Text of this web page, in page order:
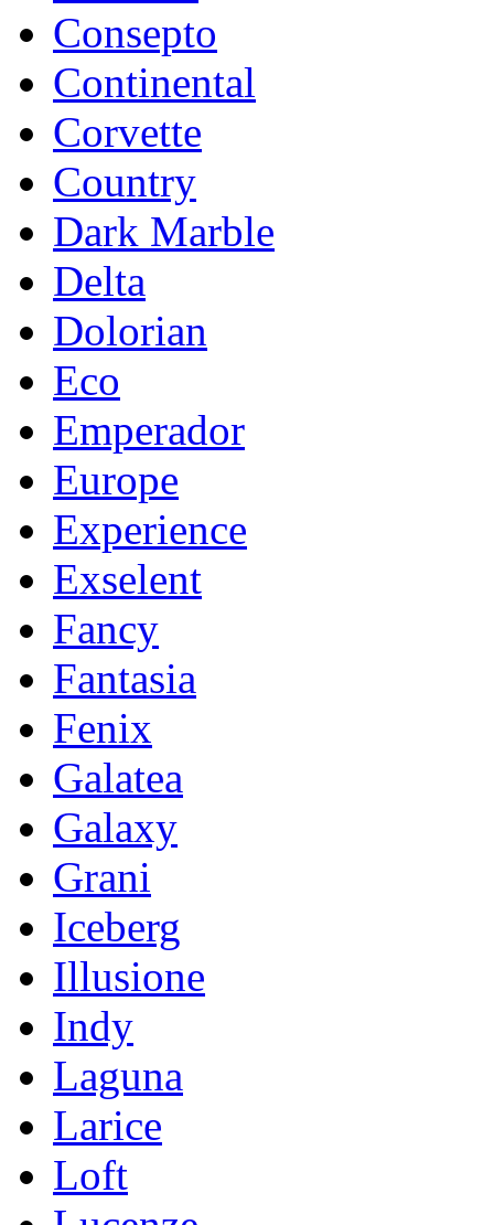
Consepto
Continental
Corvette
Country
Dark Marble
Delta
Dolorian
Eco
Emperador
Europe
Experience
Exselent
Fancy
Fantasia
Fenix
Galatea
Galaxy
Grani
Iceberg
Illusione
Indy
Laguna
Larice
Loft